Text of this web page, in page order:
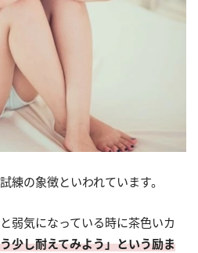
練の象徴といわれています。
弱気になっている時に茶色いカ
少し耐えてみよう」という励ま